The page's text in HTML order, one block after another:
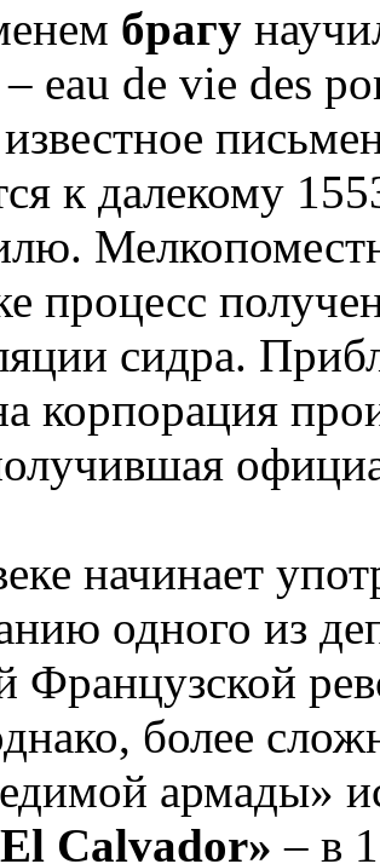
брагу
– eau de vie des
к далекому
процесс
сидра.
корпорация
начинает
одного из
Французской
более
армады»
Calvador» – в